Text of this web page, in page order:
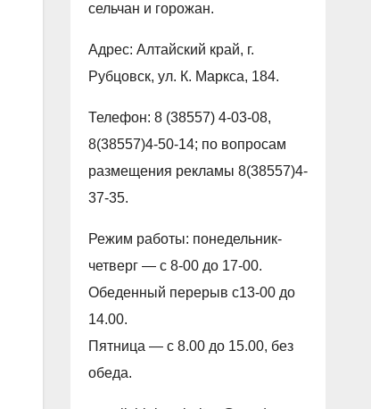
сельчан и горожан.
Адрес: Алтайский край, г.
Рубцовск, ул. К. Маркса, 184.
Телефон: 8 (38557) 4-03-08,
8(38557)4-50-14; по вопросам
размещения рекламы 8(38557)4-
37-35.
Режим работы: понедельник-
четверг — с 8-00 до 17-00.
Обеденный перерыв с13-00 до
14.00.
Пятница — с 8.00 до 15.00, без
обеда.